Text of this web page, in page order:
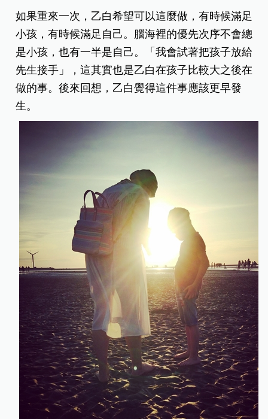
如果重來一次，乙白希望可以這麼做，有時候滿足
小孩，有時候滿足自己。腦海裡的優先次序不會總
是小孩，也有一半是自己。「我會試著把孩子放給
先生接手」，這其實也是乙白在孩子比較大之後在
做的事。後來回想，乙白覺得這件事應該更早發
生。